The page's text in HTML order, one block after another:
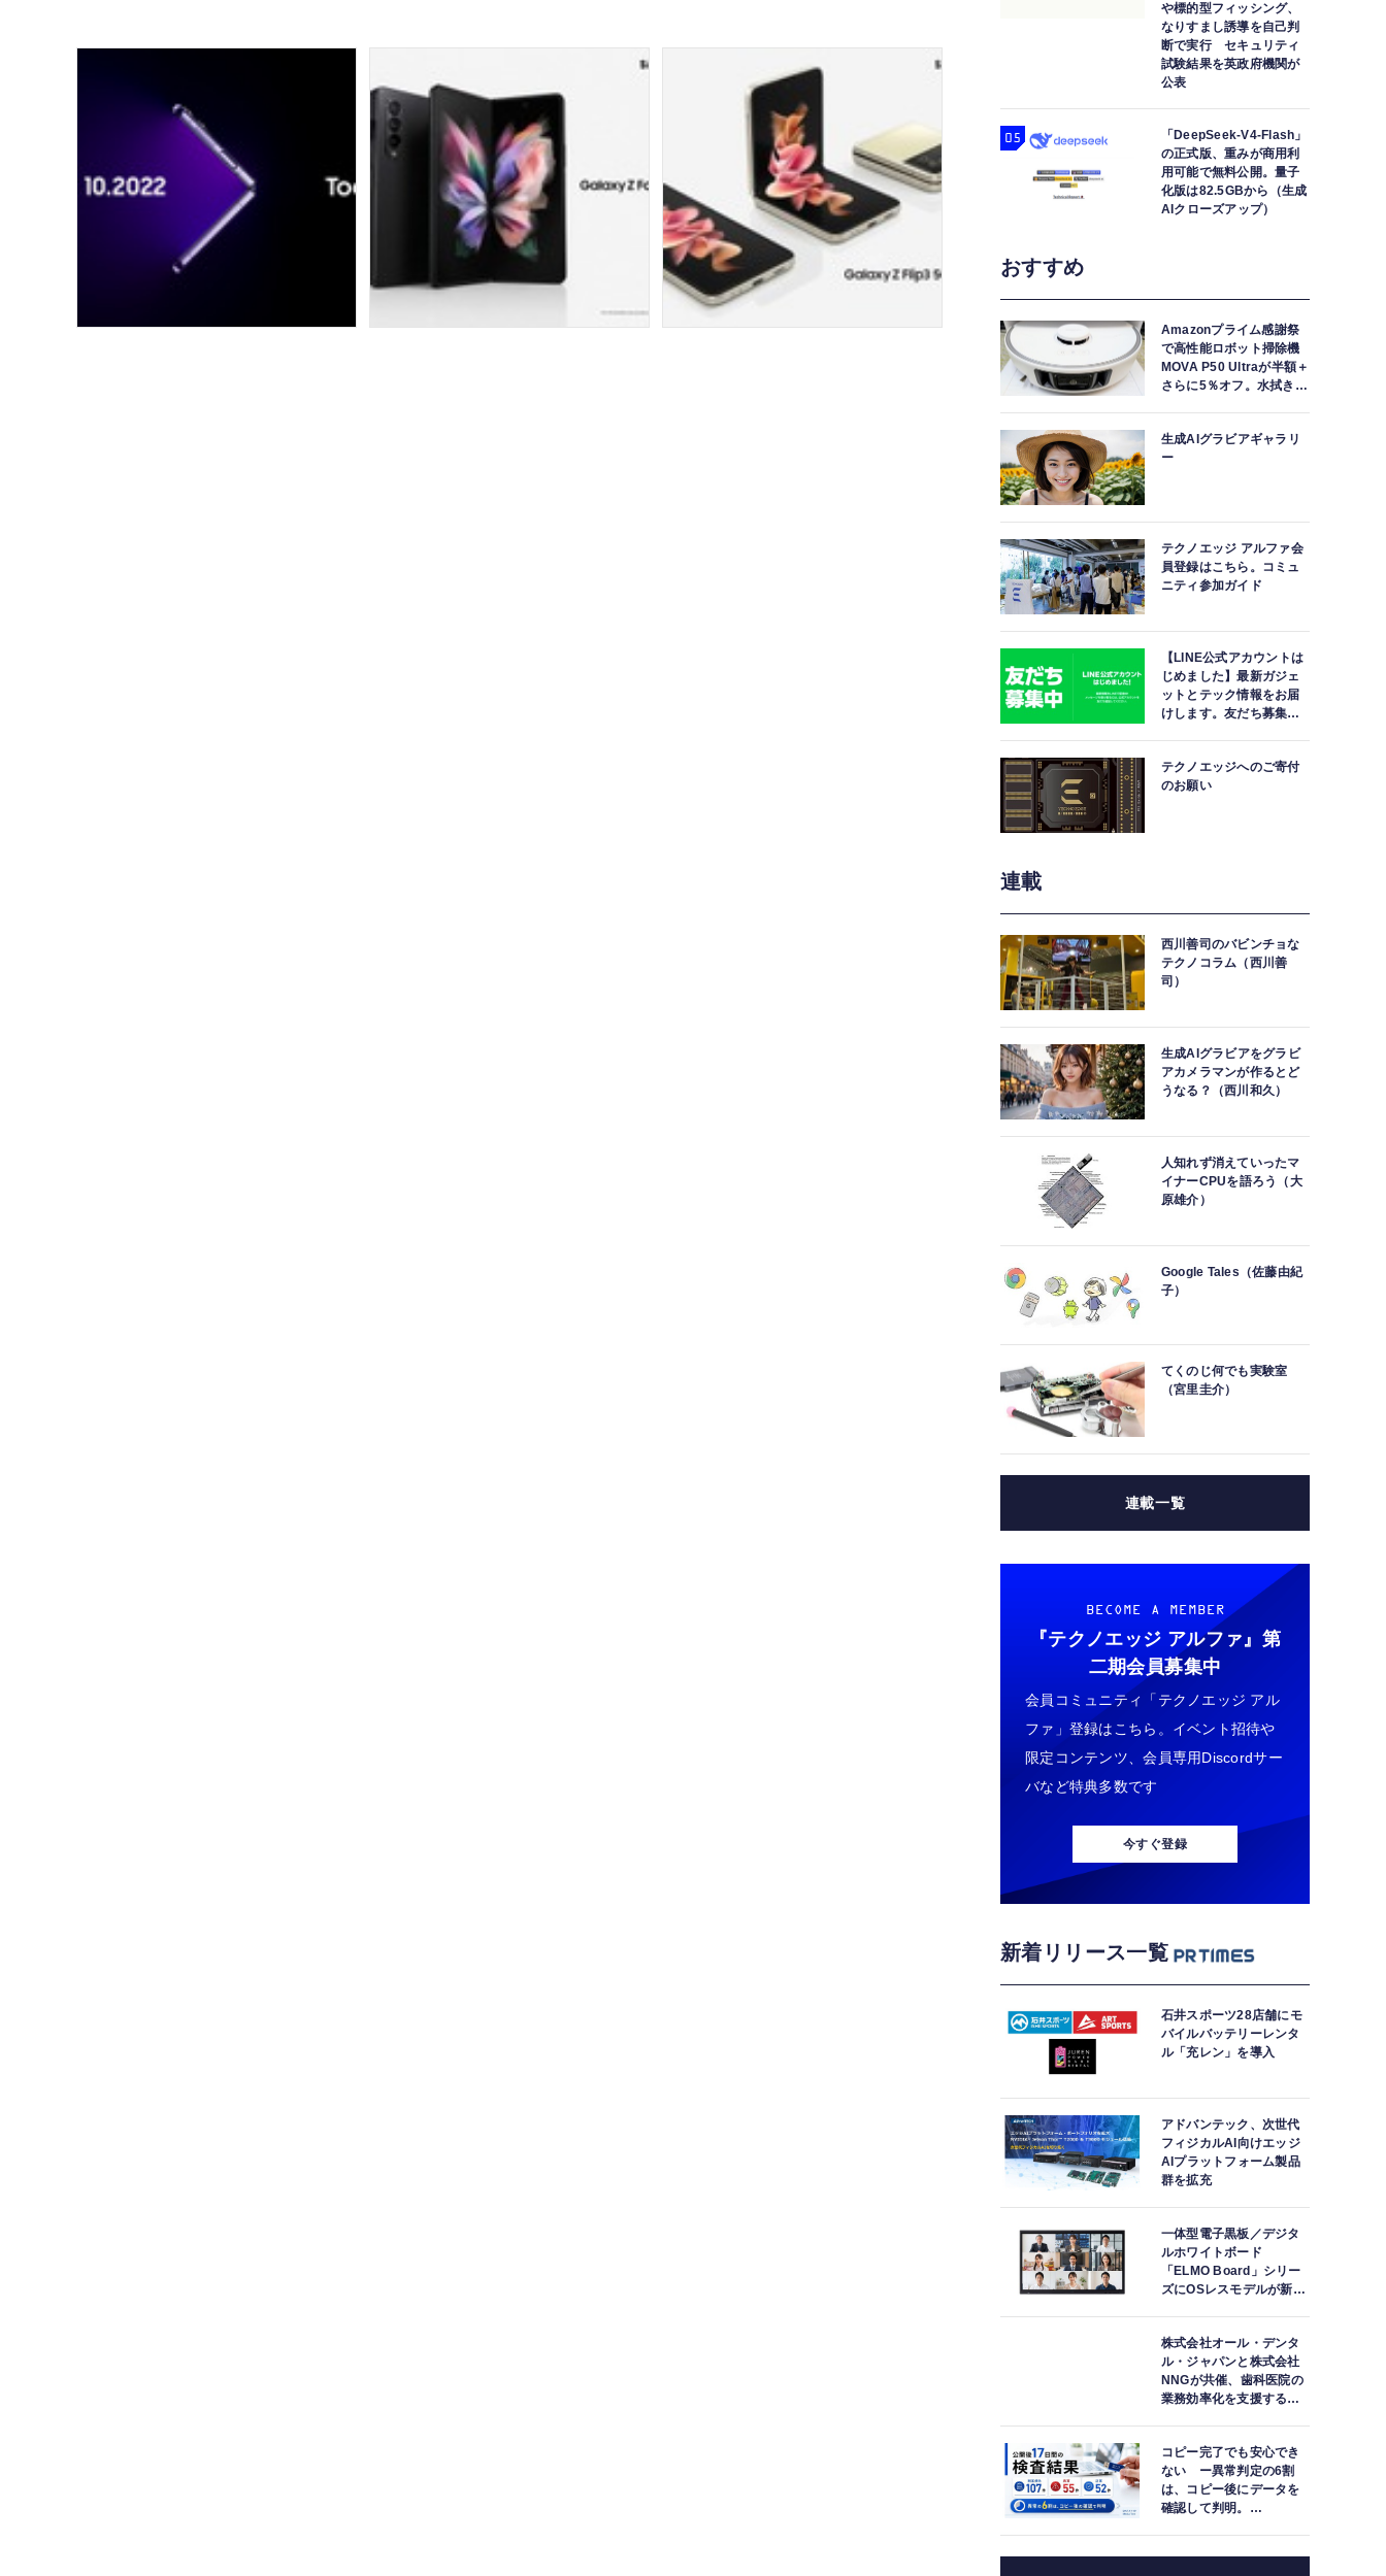
や標的型フィッシング、
なりすまし誘導を自己判
断で実行 セキュリティ
試験結果を英政府機関が
公表
「DeepSeek-V4-Flash」
の正式版、重みが商用利
用可能で無料公開。量子
化版は82.5GBから（生成
AIクローズアップ）
おすすめ
Amazonプライム感謝祭
で高性能ロボット掃除機
MOVA P50 Ultraが半額＋
さらに5％オフ。水拭きモ
生成AIグラビアギャラリ
ー
テクノエッジ アルファ会
員登録はこちら。コミュ
ニティ参加ガイド
【LINE公式アカウントは
じめました】最新ガジェ
ットとテック情報をお届
けします。友だち募集
テクノエッジへのご寄付
のお願い
連載
西川善司のバビンチョな
テクノコラム（西川善
司）
生成AIグラビアをグラビ
アカメラマンが作るとど
うなる？（西川和久）
人知れず消えていったマ
イナーCPUを語ろう（大
原雄介）
Google Tales（佐藤由紀
子）
てくのじ何でも実験室
（宮里圭介）
連載一覧
BECOME A MEMBER
『テクノエッジ アルファ』 第
二期会員募集中
会員コミュニティ「テクノエッジ アル
ファ」登録はこちら。イベント招待や
限定コンテンツ、会員専用Discordサー
バなど特典多数です
今すぐ登録
新着リリース一覧
石井スポーツ28店舗にモ
バイルバッテリーレンタ
ル「充レン」を導入
アドバンテック、次世代
フィジカルAI向けエッジ
AIプラットフォーム製品
群を拡充
一体型電子黒板／デジタ
ルホワイトボード
「ELMO Board」シリー
ズにOSレスモデルが新登
株式会社オール・デンタ
ル・ジャパンと株式会社
NNGが共催、歯科医院の
業務効率化を支援する院
紹介
コピー完了でも安心でき
ない ー異常判定の6割
は、コピー後にデータを
確認して判明。